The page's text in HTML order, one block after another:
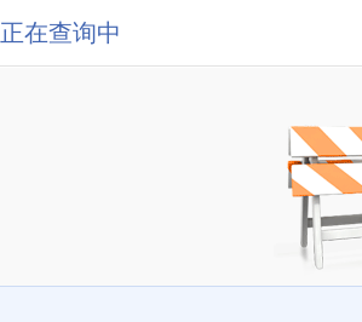
正在查询中